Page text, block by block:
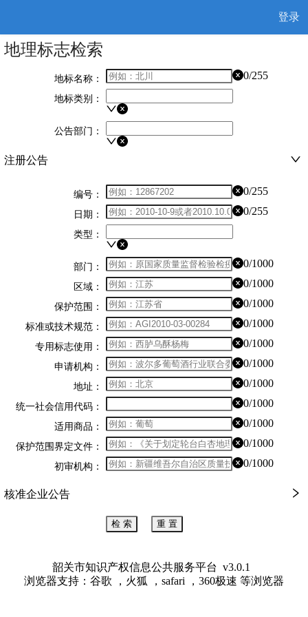
登录
地理标志检索
地标名称： 0/255
地标类别：
公告部门：
注册公告
编号： 0/255
日期： 0/255
类型：
部门： 0/1000
区域： 0/1000
保护范围： 0/1000
标准或技术规范： 0/1000
专用标志使用： 0/1000
申请机构： 0/1000
地址： 0/1000
统一社会信用代码： 0/1000
适用商品： 0/1000
保护范围界定文件： 0/1000
初审机构： 0/1000
核准企业公告
检 索 重 置
韶关市知识产权信息公共服务平台 v3.0.1
浏览器支持：谷歌 ，火狐 ，safari ，360极速 等浏览器